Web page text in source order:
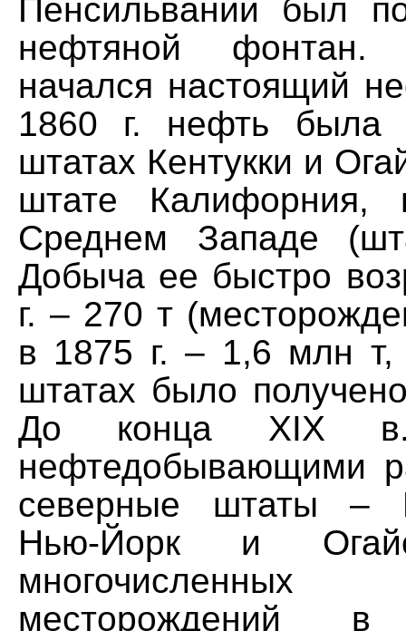
Пенсильвании был
нефтяной фонтан.
начался настоящий
1860 г. нефть была
штатах Кентукки и
штате
Среднем Западе
Добыча ее быстро
г. – 270 т
в 1875 г. – 1,6 млн
штатах было
До конца XIX в.
нефтедобывающими
северные штаты –
Нью-Йорк и
месторождений в